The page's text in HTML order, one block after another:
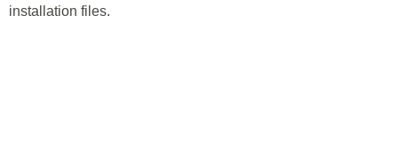
installation files.